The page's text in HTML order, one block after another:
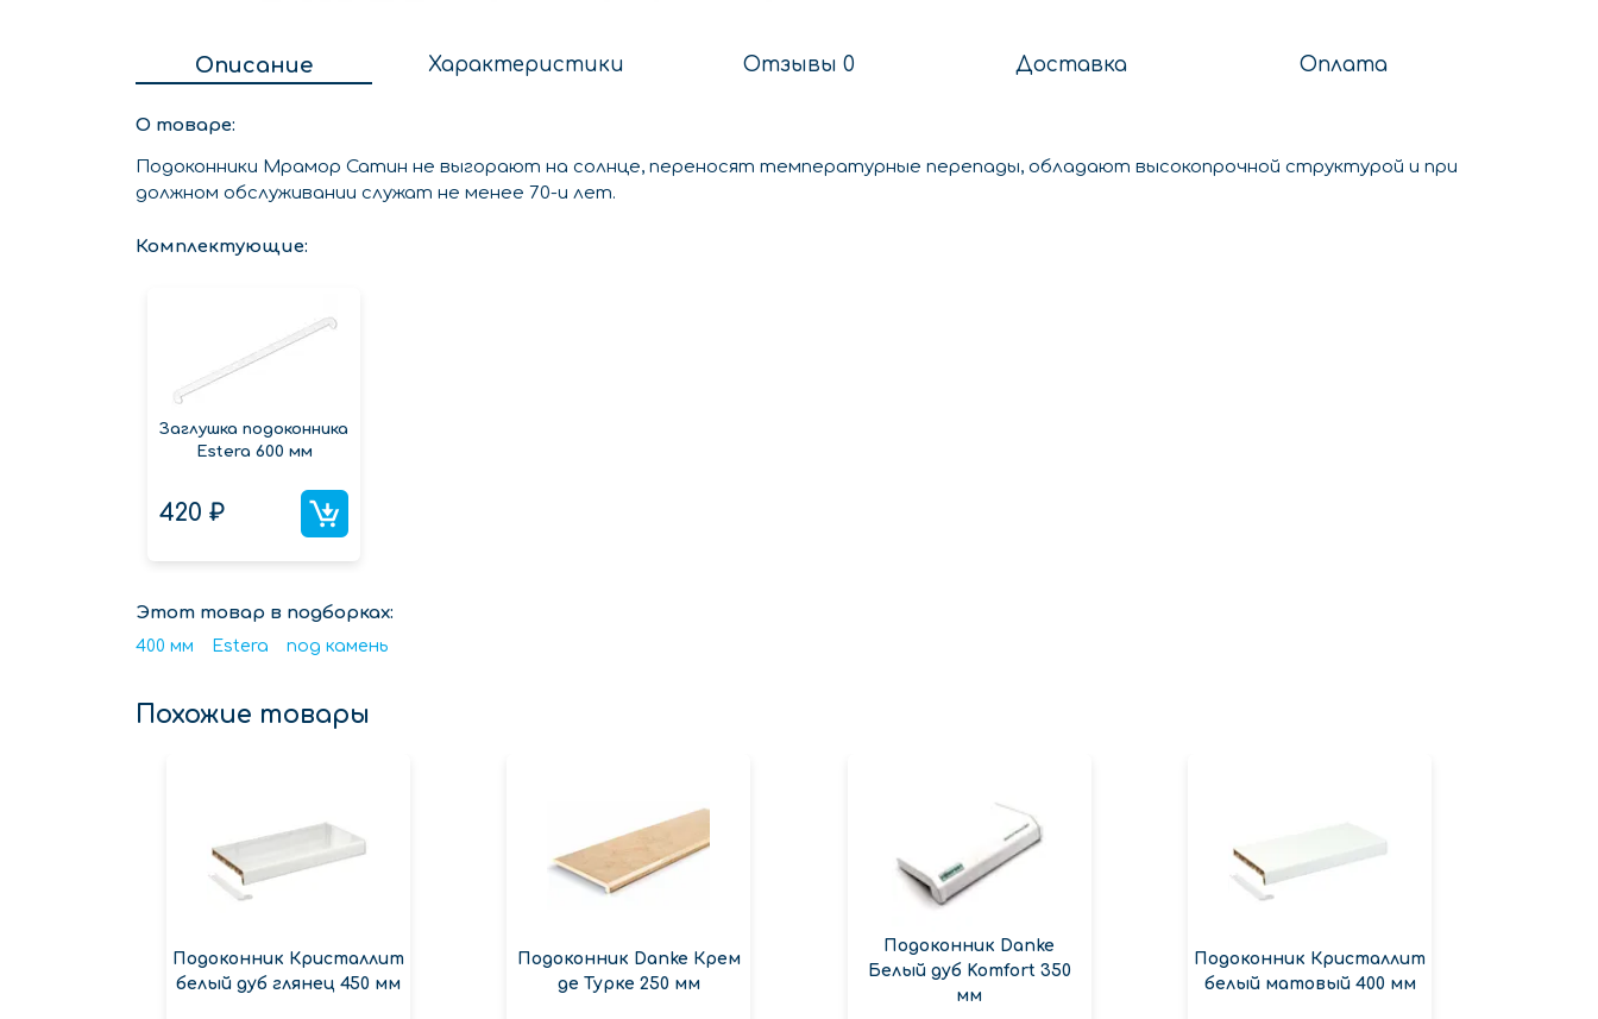
Описание Характеристики Отзывы 0 Доставка Оплата
О товаре:
Подоконники Мрамор Сатин не выгорают на солнце, переносят температурные перепады, обладают высокопрочной структурой и при
должном обслуживании служат не менее 70-и лет.
Комплектующие:
Заглушка подоконника
Estera 600 мм
420 ₽
Этот товар в подборках:
400 мм Estera под камень
Похожие товары
Подоконник Кристаллит
белый дуб глянец 450 мм
Подоконник Danke Крем
де Турке 250 мм
Подоконник Danke
Белый дуб Komfort 350
мм
Подоконник Кристаллит
белый матовый 400 мм